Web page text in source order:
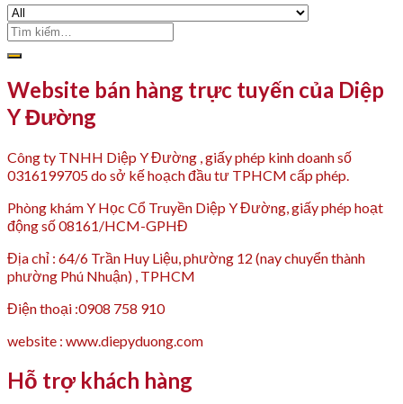
Tìm
kiếm:
Website bán hàng trực tuyến của Diệp
Y Đường
Công ty TNHH Diệp Y Đường , giấy phép kinh doanh số
0316199705 do sở kế hoạch đầu tư TPHCM cấp phép.
Phòng khám Y Học Cổ Truyền Diệp Y Đường, giấy phép hoạt
động số 08161/HCM-GPHĐ
Địa chỉ : 64/6 Trần Huy Liệu, phường 12 (nay chuyển thành
phường Phú Nhuận) , TPHCM
Điện thoại :0908 758 910
website : www.diepyduong.com
Hỗ trợ khách hàng